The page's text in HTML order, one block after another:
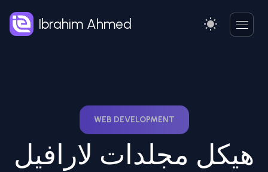
Ibrahim Ahmed
WEB DEVELOPMENT
هيكل مجلدات لارافيل